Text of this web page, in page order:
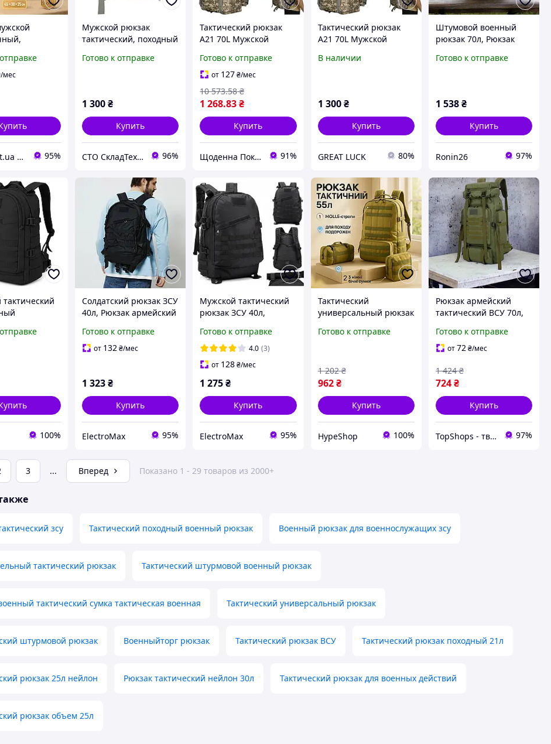
рюкзак
военный
/мес
👍 Dik.net.ua - Интернет магазин 95%
Мужской рюкзак
тактический, походный
Пиксель
Готово к отправке
1 300₴
Купить
СТО СкладТехника 96%
Тактический рюкзак
А21 70L Мужской
походный рюкзак 70л
большой Пиксель
щоденна 4133978
покупка шоп.
Готово к отправке
от 127₴/мес
1 268.83₴
10 573.58 ₴
Купить
Щоденна Покупка 91%
Тактический рюкзак
A21 70L Мужской
походный рюкзак 70л
В наличии
1 300 ₴
Купить
GREAT LUCK 80%
Штумовой военный
рюкзак 70л, Рюкзак
ЗСУ Тактический
Готово к отправке
1 538₴
Купить
Ronin26 97%
100%
Солдатский рюкзак ЗСУ
40л, Рюкзак армейский
Военныйторг рюкзак
тактический ЗСУ LF-18
Готово к отправке
от 132₴/мес
1 323₴
Купить
ElectroMax 95%
Мужской тактический
рюкзак ЗСУ 40л,
Армейский для похода
KR-79
Готово к отправке
4.0 (3)
от 128₴/мес
1 275₴
Купить
ElectroMax 95%
Тактический
универсальный рюкзак
тактический рюкзак
Готово к отправке
962 ₴
1 202 ₴
Купить
HypeShop 100%
Рюкзак армейский
тактический ВСУ 70л,
похода ЗСУ Мужской
полевой CY-77
Готово к отправке
от72₴/мес
724₴
1 424 ₴
Купить
TopShops - твій інтернет магазин 97%
3 ... Вперед Показано 1 - 29 товаров из 2000+
зсу Тактический походный военный рюкзак Военный рюкзак для военнослужащих зсу
тактический рюкзак Тактический штурмовой военный рюкзак
тактический сумка тактическая военная Тактический универсальный рюкзак
штурмовой рюкзак Военныйторг рюкзак Тактический рюкзак ВСУ Тактический рюкзак походный 21л
рюкзак 25л нейлон Рюкзак тактический нейлон 30л Тактический рюкзак для военных действий
рюкзак объем 25л